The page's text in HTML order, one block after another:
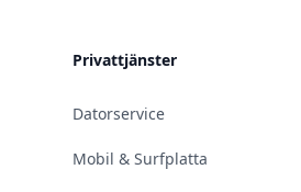
Privattjänster
Datorservice
Mobil & Surfplatta